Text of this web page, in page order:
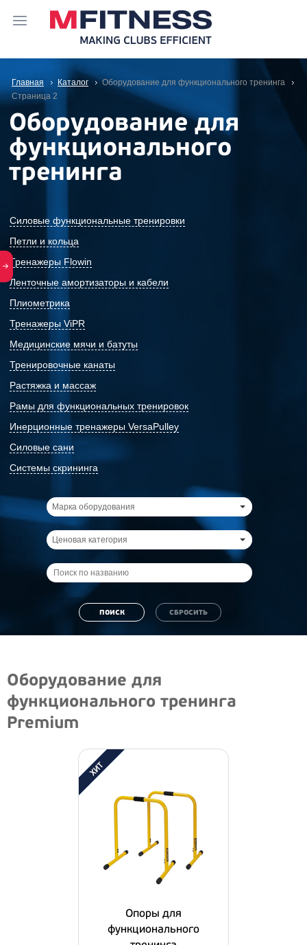
Главная Каталог
Оборудование для функционального тренинга
Cтраница 2
Оборудование для
функционального
тренинга
Силовые функциональные тренировки
Петли и кольца
Тренажеры Flowin
Ленточные амортизаторы и кабели
Плиометрика
Тренажеры ViPR
Медицинские мячи и батуты
Тренировочные канаты
Растяжка и массаж
Рамы для функциональных тренировок
Инерционные тренажеры VersaPulley
Силовые сани
Системы скрининга
Марка оборудования
Ценовая категория
Оборудование для
функционального тренинга
Premium
Опоры для
функционального